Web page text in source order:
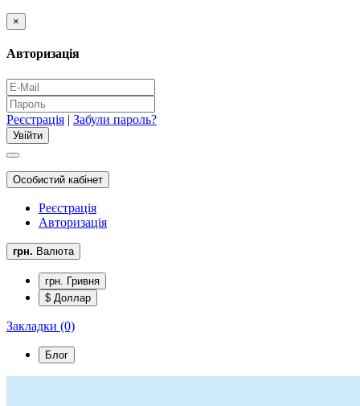
×
Авторизація
Реєстрація | Забули пароль?
Особистий кабінет
Реєстрація
Авторизація
грн. Валюта
грн. Гривня
$ Доллар
Закладки (0)
Блог